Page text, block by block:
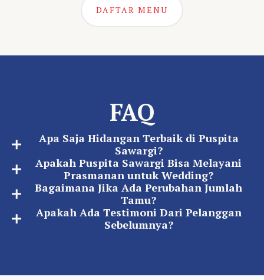
DAFTAR MENU
FAQ
Apa Saja Hidangan Terbaik di Puspita
Sawargi?
Apakah Puspita Sawargi Bisa Melayani
Prasmanan untuk Wedding?
Bagaimana Jika Ada Perubahan Jumlah
Tamu?
Apakah Ada Testimoni Dari Pelanggan
Sebelumnya?